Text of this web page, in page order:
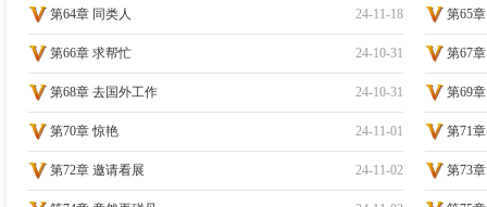
24-11-18
第64章 同类人 第65
24-10-31
第66章 求帮忙 第67
24-10-31
第68章 去国外工作 第69
24-11-01
第70章 惊艳 第71
24-11-02
第72章 邀请看展 第73